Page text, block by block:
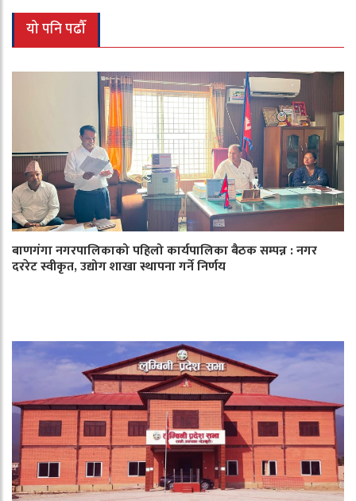
यो पनि पढौँ
बाणगंगा नगरपालिकाको पहिलो कार्यपालिका बैठक सम्पन्न : नगर
दररेट स्वीकृत, उद्योग शाखा स्थापना गर्ने निर्णय